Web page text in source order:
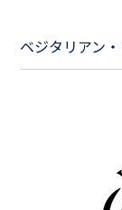
ベジタリアン